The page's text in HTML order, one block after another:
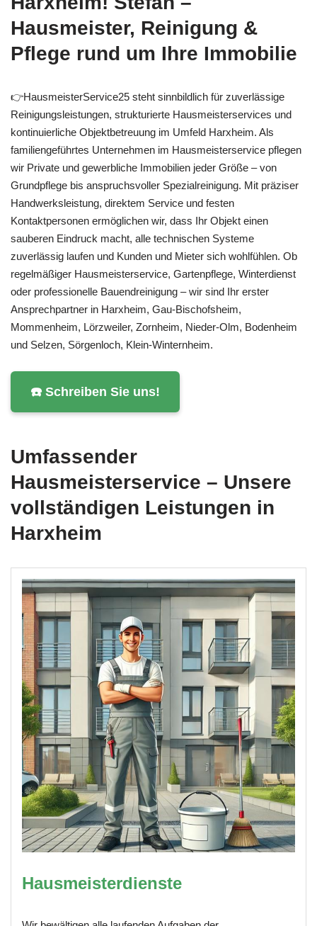
Hausmeister, Reinigung &
Pflege rund um Ihre Immobilie
👉HausmeisterService25 steht sinnbildlich für zuverlässige
Reinigungsleistungen, strukturierte Hausmeisterservices und
kontinuierliche Objektbetreuung im Umfeld Harxheim. Als
familiengeführtes Unternehmen im Hausmeisterservice pflegen
wir Private und gewerbliche Immobilien jeder Größe – von
Grundpflege bis anspruchsvoller Spezialreinigung. Mit präziser
Handwerksleistung, direktem Service und festen
Kontaktpersonen ermöglichen wir, dass Ihr Objekt einen
sauberen Eindruck macht, alle technischen Systeme
zuverlässig laufen und Kunden und Mieter sich wohlfühlen. Ob
regelmäßiger Hausmeisterservice, Gartenpflege, Winterdienst
oder professionelle Bauendreinigung – wir sind Ihr erster
Ansprechpartner in Harxheim, Gau-Bischofsheim,
Mommenheim, Lörzweiler, Zornheim, Nieder-Olm, Bodenheim
und Selzen, Sörgenloch, Klein-Winternheim.
☎️ Schreiben Sie uns!
Umfassender
Hausmeisterservice – Unsere
vollständigen Leistungen in
Harxheim
Hausmeisterdienste